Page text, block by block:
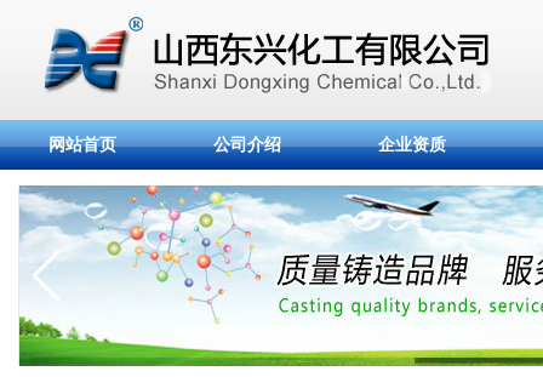
网站首页 公司介绍 企业资质